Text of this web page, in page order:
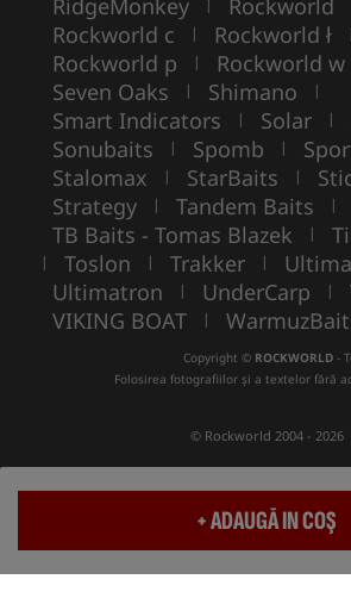
+ ADAUGĂ IN COŞ
RidgeMonkey | Rockworld
Rockworld c | Rockworld ł
Rockworld p | Rockworld w
Seven Oaks | Shimano |
Smart Indicators | Solar |
Sonubaits | Spomb |
Stalomax | StarBaits |
Strategy | Tandem Baits |
TB Baits - Tomas Blazek |
| Toslon | Trakker |
Ultimatron | UnderCarp |
VIKING BOAT |
Copyright © ROCKWORLD -
Folosirea fotografiilor și a textelor fără
© Rockworld 2004 - 2026